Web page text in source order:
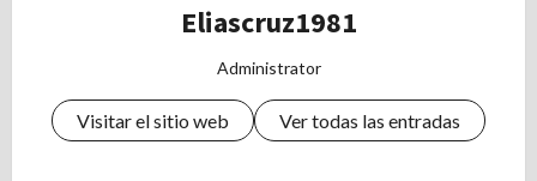
Eliascruz1981
Administrator
Visitar el sitio web Ver todas las entradas